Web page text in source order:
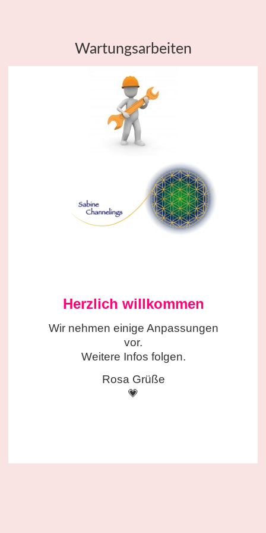
Wartungsarbeiten
Herzlich willkommen
Wir nehmen einige Anpassungen
vor.
Weitere Infos folgen.
Rosa Grüße
💗